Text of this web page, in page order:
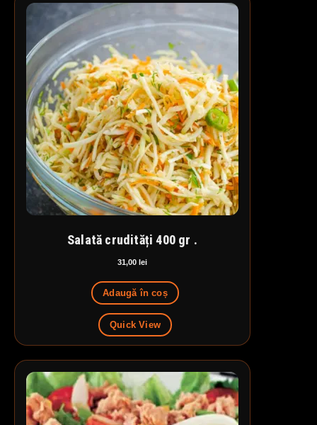
Salată crudități 400 gr .
31,00 lei
Adaugă în coș
Quick View